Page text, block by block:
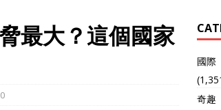
最大？這個國家
0
國際
奇趣